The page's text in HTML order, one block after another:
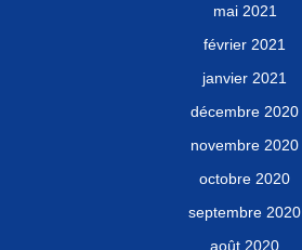
mai 2021
février 2021
janvier 2021
décembre 2020
novembre 2020
octobre 2020
septembre 2020
août 2020